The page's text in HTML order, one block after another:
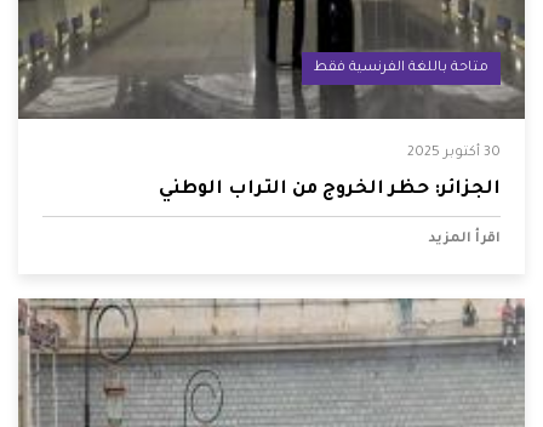
30 أكتوبر 2025
متاحة باللغة الفرنسية فقط
الجزائر: حظر الخروج من التراب الوطني
اقرأ المزيد